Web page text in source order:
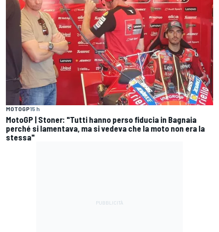
MOTOGP15 h
MotoGP | Stoner: "Tutti hanno perso fiducia in Bagnaia
perché si lamentava, ma si vedeva che la moto non era la
stessa"